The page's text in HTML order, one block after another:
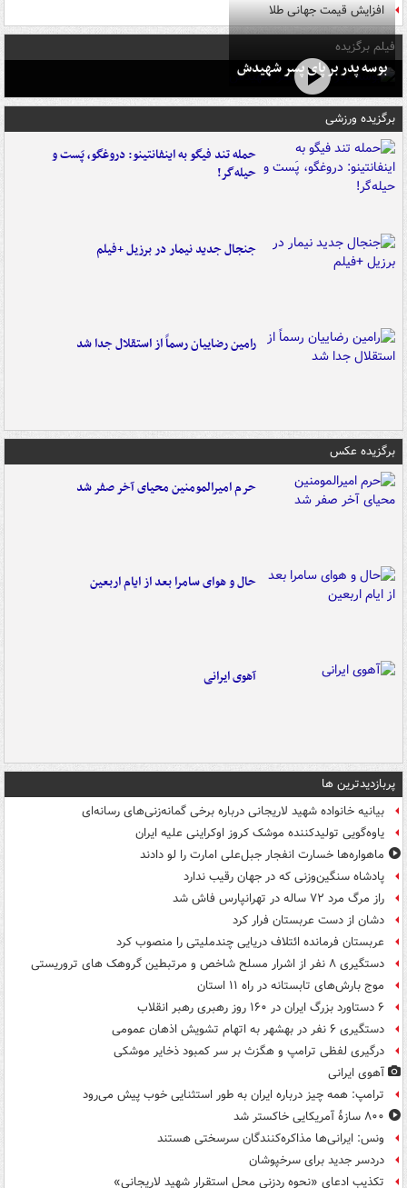
افزایش قیمت جهانی طلا
فیلم برگزیده
بوسه‌ پدر بر پای پسر شهیدش
برگزیده ورزشی
حمله تند فیگو به اینفانتینو: دروغگو، پَست‌ و
حیله‌گر!
جنجال جدید نیمار در برزیل +فیلم
رامین رضاییان رسماً از استقلال جدا شد
برگزیده عکس
حرم امیرالمومنین محیای آخر صفر شد
حال و هوای سامرا بعد از ایام اربعین
آهوی ایرانی
پربازدیدترین ها
بیانیه خانواده شهید لاریجانی درباره برخی گمانه‌زنی‌های رسانه‌ای
یاوه‌گویی تولیدکننده موشک کروز اوکراینی علیه ایران
ماهواره‌ها خسارت انفجار جبل‌علی امارت را لو دادند
پادشاه سنگین‌وزنی که در جهان رقیب ندارد
راز مرگ مرد ۷۲ ساله در تهرانپارس فاش شد
دشان از دست عربستان فرار کرد
عربستان فرمانده ائتلاف دریایی چندملیتی را منصوب کرد
دستگیری ۸ نفر از اشرار مسلح شاخص و مرتبطین گروهک های تروریستی
موج بارش‌های تابستانه در راه ۱۱ استان
۶ دستاورد بزرگ ایران در ۱۶۰ روز رهبری رهبر انقلاب
دستگیری ۶ نفر در بهشهر به اتهام تشویش اذهان عمومی
درگیری لفظی ترامپ و هگزث بر سر کمبود ذخایر موشکی
آهوی ایرانی
ترامپ: همه چیز درباره ایران به طور استثنایی خوب پیش می‌رود
۸۰۰ سازۀ آمریکایی خاکستر شد
ونس: ایرانی‌ها مذاکره‌کنندگان سرسختی هستند
دردسر جدید برای سرخپوشان
تکذیب ادعای «نحوه ردزنی محل استقرار شهید لاریجانی»